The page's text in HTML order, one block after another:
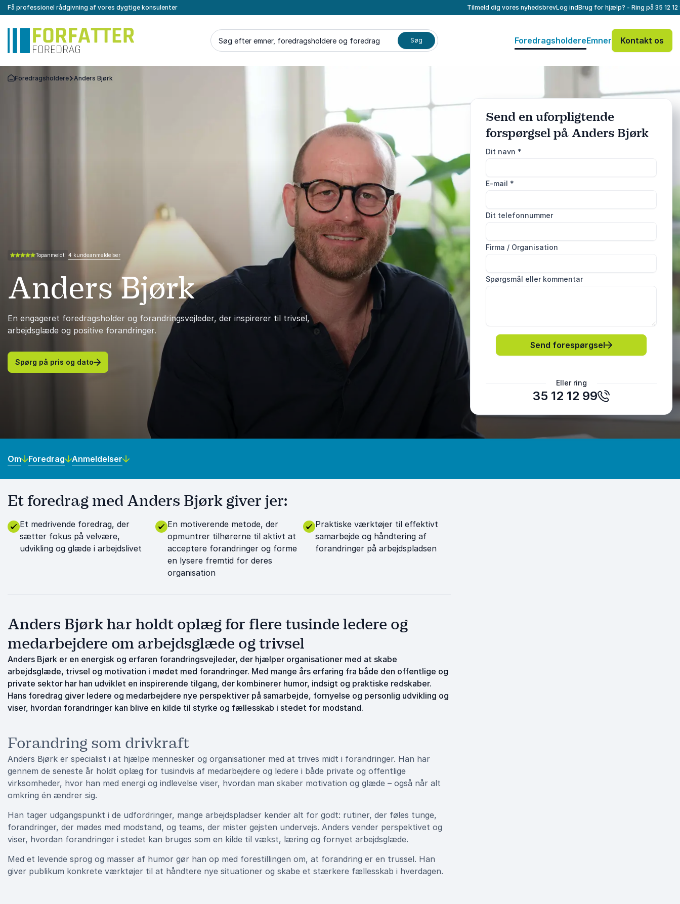
Få professionel rådgivning af vores dygtige konsulenter Tilmeld dig vores nyhedsbrevLog indBrug for hjælp? - Ring på 35 12
Søg efter emner, foredragsholdere og foredrag Søg ForedragsholdereEmner Kontakt os
Tilbage til forsiden
Foredragsholdere Anders Bjørk
Anders Bjørk
En engageret foredragsholder og forandringsvejleder, der inspirerer til trivsel,
arbejdsglæde og positive forandringer.
Spørg på pris og dato
4.50 ud af 5Topanmeldt! 4 kundeanmeldelser
Send en uforpligtende
forspørgsel på Anders Bjørk
Dit navn *
E-mail *
Dit telefonnummer
Firma / Organisation
Spørgsmål eller kommentar
Send forespørgsel
Eller ring
35 12 12 99
Om Foredrag Anmeldelser
Et foredrag med Anders Bjørk giver jer:
Et medrivende foredrag, der
sætter fokus på velvære,
udvikling og glæde i arbejdslivet
En motiverende metode, der
opmuntrer tilhørerne til aktivt at
acceptere forandringer og forme
en lysere fremtid for deres
organisation
Praktiske værktøjer til effektivt
samarbejde og håndtering af
forandringer på arbejdspladsen
Anders Bjørk har holdt oplæg for flere tusinde ledere og
medarbejdere om arbejdsglæde og trivsel
Anders Bjørk er en energisk og erfaren forandringsvejleder, der hjælper organisationer med at skabe
arbejdsglæde, trivsel og motivation i mødet med forandringer. Med mange års erfaring fra både den offentlige og
private sektor har han udviklet en inspirerende tilgang, der kombinerer humor, indsigt og praktiske redskaber.
Hans foredrag giver ledere og medarbejdere nye perspektiver på samarbejde, fornyelse og personlig udvikling og
viser, hvordan forandringer kan blive en kilde til styrke og fællesskab i stedet for modstand.
Forandring som drivkraft
Anders Bjørk er specialist i at hjælpe mennesker og organisationer med at trives midt i forandringer. Han har
gennem de seneste år holdt oplæg for tusindvis af medarbejdere og ledere i både private og offentlige
virksomheder, hvor han med energi og indlevelse viser, hvordan man skaber motivation og glæde – også når alt
omkring én ændrer sig.
Han tager udgangspunkt i de udfordringer, mange arbejdspladser kender alt for godt: rutiner, der føles tunge,
forandringer, der mødes med modstand, og teams, der mister gejsten undervejs. Anders vender perspektivet og
viser, hvordan forandringer i stedet kan bruges som en kilde til vækst, læring og fornyet arbejdsglæde.
Med et levende sprog og masser af humor gør han op med forestillingen om, at forandring er en trussel. Han
giver publikum konkrete værktøjer til at håndtere nye situationer og skabe et stærkere fællesskab i hverdagen.